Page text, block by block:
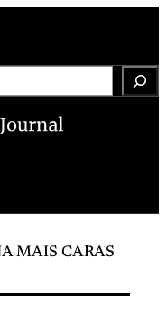
MAIS CARAS